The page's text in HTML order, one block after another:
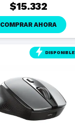
$15.332
COMPRAR AHORA
DISPONIBLE